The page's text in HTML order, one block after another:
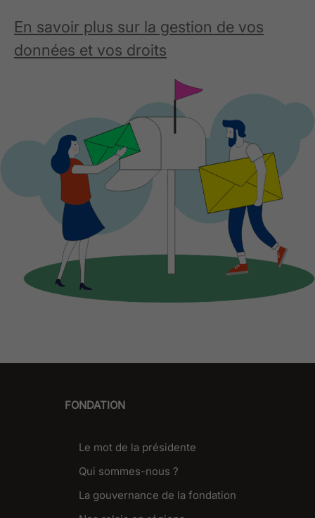
En savoir plus sur la gestion de vos
données et vos droits
FONDATION
Le mot de la présidente
Qui sommes-nous ?
La gouvernance de la fondation